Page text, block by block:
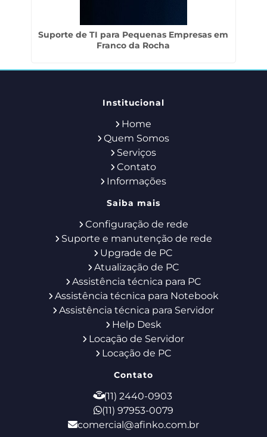
Suporte de TI para Pequenas Empresas em
Franco da Rocha
Institucional
Home
Quem Somos
Serviços
Contato
Informações
Saiba mais
Configuração de rede
Suporte e manutenção de rede
Upgrade de PC
Atualização de PC
Assistência técnica para PC
Assistência técnica para Notebook
Assistência técnica para Servidor
Help Desk
Locação de Servidor
Locação de PC
Contato
(11) 2440-0903
(11) 97953-0079
comercial@afinko.com.br